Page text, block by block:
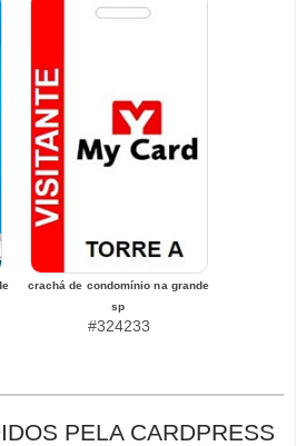
crachá de condomínio na grande
sp
#324233
PELA CARDPRESS